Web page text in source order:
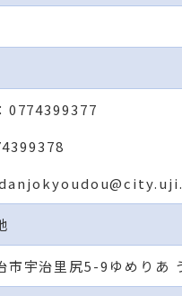
0774399377
市宇治里尻5-9ゆめりあ